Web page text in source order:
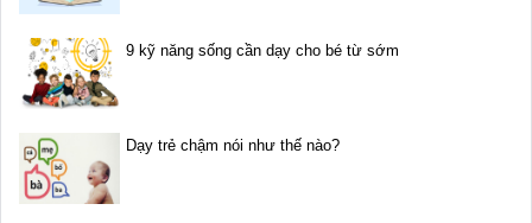
9 kỹ năng sống cần dạy cho bé từ sớm
Dạy trẻ chậm nói như thế nào?